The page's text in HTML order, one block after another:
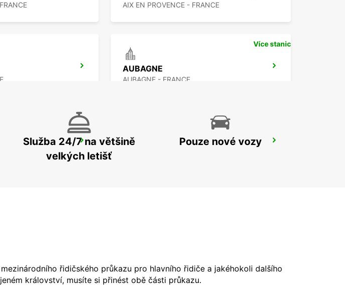
AIX EN PROVENCE - FRANCE
AUBAGNE
AUBAGNE - FRANCE
MARSEILLE ARNAVAUX
Více stanic
Služba 24/7 na většině
velkých letišť
Pouze nové vozy
řidičského průkazu pro hlavního řidiče a jakéhokoli dalšího
království, musíte si přinést obě části průkazu.